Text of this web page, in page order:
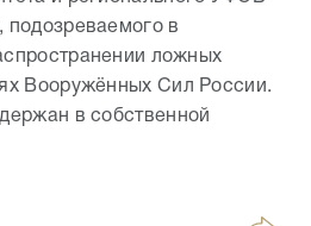
в
ложных
Вооружённых Сил России.
в собственной